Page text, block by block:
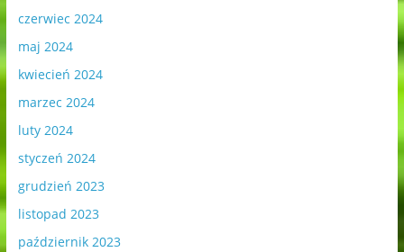
czerwiec 2024
maj 2024
kwiecień 2024
marzec 2024
luty 2024
styczeń 2024
grudzień 2023
listopad 2023
październik 2023